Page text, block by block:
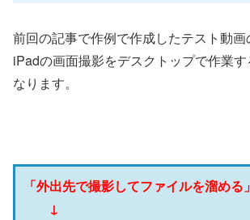
前回の記事で作例で作成したテスト動画
iPadの画面撮影をデスクトップで作業
なります。
「外出先で撮影してファイルを溜める」
↓